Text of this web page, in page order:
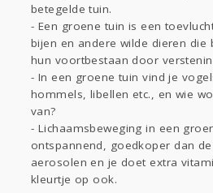
betegelde tuin.
- Een groene tuin is een
bijen en andere wilde dieren die
hun voortbestaan door
- In een groene tuin vind je
hommels, libellen etc., en wie
van?
- Lichaamsbeweging in een
ontspannend, goedkoper dan
aerosolen en je doet extra
kleurtje op ook.